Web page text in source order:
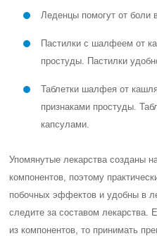
Леденцы помогут от боли
Пастилки с шалфеем от
простуды. Пастилки
Таблетки шалфея от
признаками простуды.
капсулами.
Упомянутые лекарства созданы
компонентов, поэтому
побочных эффектов и удобны в
следите за составом лекарства.
из компонентов, то принимать